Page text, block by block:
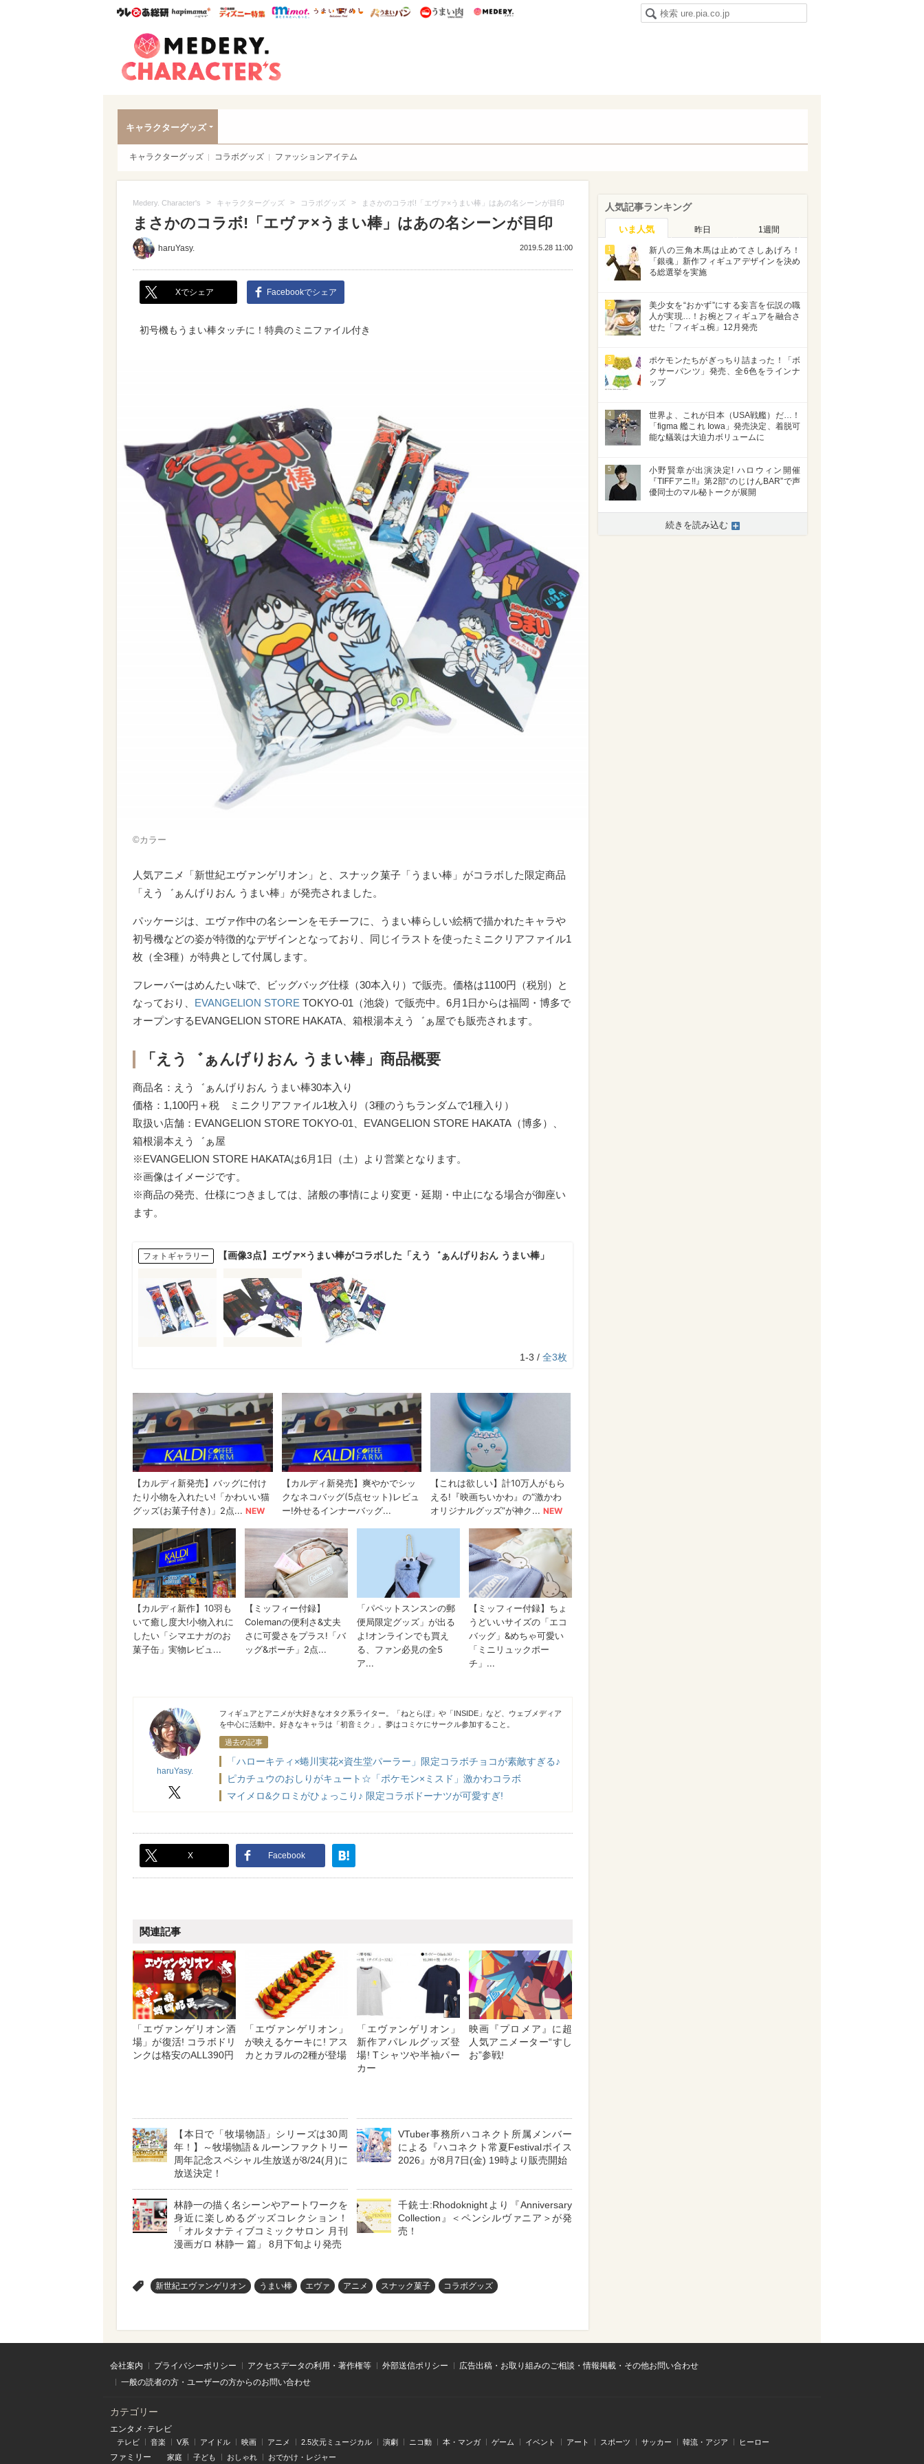
ウレぴあ総研ハピママ* ウレぴあ総研 ディズニー特集
mimot. うまいめし うまいパン うまい肉
キャラクターグッズ
キャラクターグッズ コラボグッズ ファッションアイテム
Medery. Character's > キャラクターグッズ > コラボグッズ > まさかのコラボ!「エヴァ×うまい棒」はあの名シーンが目印
まさかのコラボ!「エヴァ×うまい棒」はあの名シーンが目印
haruYasy. 2019.5.28 11:00
Xでシェア Facebookでシェア
初号機もうまい棒タッチに！特典のミニファイル付き
©カラー
人気アニメ「新世紀エヴァンゲリオン」と、スナック菓子「うまい棒」がコラボした限定商品
「えう゛ぁんげりおん うまい棒」が発売されました。
パッケージは、エヴァ作中の名シーンをモチーフに、うまい棒らしい絵柄で描かれたキャラや
初号機などの姿が特徴的なデザインとなっており、同じイラストを使ったミニクリアファイル1
枚（全3種）が特典として付属します。
フレーバーはめんたい味で、ビッグバッグ仕様（30本入り）で販売。価格は1100円（税別）と
なっており、 EVANGELION STORE TOKYO-01（池袋）で販売中。6月1日からは福岡・博多で
オープンするEVANGELION STORE HAKATA、箱根湯本えう゛ぁ屋でも販売されます。
「えう゛ぁんげりおん うまい棒」商品概要
商品名：えう゛ぁんげりおん うまい棒30本入り
価格：1,100円＋税 ミニクリアファイル1枚入り（3種のうちランダムで1種入り）
取扱い店舗：EVANGELION STORE TOKYO-01、EVANGELION STORE HAKATA（博多）、
箱根湯本えう゛ぁ屋
※EVANGELION STORE HAKATAは6月1日（土）より営業となります。
※画像はイメージです。
※商品の発売、仕様につきましては、諸般の事情により変更・延期・中止になる場合が御座い
ます。
フォトギャラリー 【画像3点】エヴァ×うまい棒がコラボした「えう゛ぁんげりおん うまい棒」
1-3 / 全3枚
haruYasy.
haruYasy.
フィギュアとアニメが大好きなオタク系ライター。「ねとらぼ」や「INSIDE」など、ウェブメディア
を中心に活動中。好きなキャラは「初音ミク」。夢はコミケにサークル参加すること。
過去の記事
「ハローキティ×蜷川実花×資生堂パーラー」限定コラボチョコが素敵すぎる♪
ピカチュウのおしりがキュート☆「ポケモン×ミスド」激かわコラボ
マイメロ&クロミがひょっこり♪ 限定コラボドーナツが可愛すぎ!
X Facebook
関連記事
「エヴァンゲリオン酒
場」が復活! コラボドリ
ンクは格安のALL390円
「エヴァンゲリオン」
が映えるケーキに! アス
カとカヲルの2種が登場
「エヴァンゲリオン」
新作アパレルグッズ登
場! Tシャツや半袖パー
カー
映画『プロメア』に超
人気アニメーター“すし
お”参戦!
【本日で「牧場物語」シリーズは30周
年！】～牧場物語＆ルーンファクトリー
周年記念スペシャル生放送が8/24(月)に
放送決定！
VTuber事務所ハコネクト所属メンバー
による『ハコネクト常夏Festivalボイス
2026』が8月7日(金) 19時より販売開始
林静一の描く名シーンやアートワークを
身近に楽しめるグッズコレクション！
「オルタナティブコミックサロン 月刊
漫画ガロ 林静一 篇」 8月下旬より発売
千銃士:Rhodoknightより『Anniversary
Collection』＜ペンシルヴァニア＞が発
売！
新世紀エヴァンゲリオン うまい棒 エヴァ アニメ スナック菓子 コラボグッズ
人気記事ランキング
いま人気 昨日 1週間
1
新八の三角木馬は止めてさしあげろ！
「銀魂」新作フィギュアデザインを決め
る総選挙を実施
2
美少女を“おかず”にする妄言を伝説の職
人が実現…！お椀とフィギュアを融合さ
せた「フィギュ椀」12月発売
3
ポケモンたちがぎっちり詰まった！「ボ
クサーパンツ」発売、全6色をラインナ
ップ
4
世界よ、これが日本（USA戦艦）だ…！
「figma 艦これ Iowa」発売決定、着脱可
能な艤装は大迫力ボリュームに
5
小野賢章が出演決定! ハロウィン開催
『TIFFアニ!!』第2部“のじけんBAR”で声
優同士のマル秘トークが展開
続きを読み込む
会社案内 プライバシーポリシー アクセスデータの利用・著作権等 外部送信ポリシー
広告出稿・お取り組みのご相談・情報掲載・その他お問い合わせ
一般の読者の方・ユーザーの方からのお問い合わせ
カテゴリー
エンタメ･テレビ
テレビ 音楽 V系 アイドル 映画 アニメ 2.5次元ミュージカル 演劇 ニコ動 本・マンガ ゲーム イベント アート スポーツ サッカー 韓流・アジア ヒーロー
ファミリー 家庭 子ども おしゃれ おでかけ・レジャー